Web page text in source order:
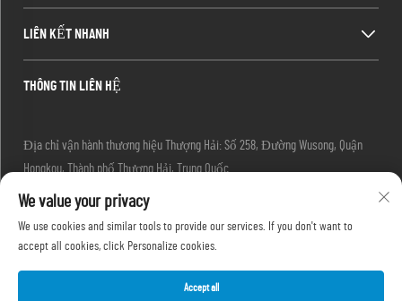
LIÊN KẾT NHANH
THÔNG TIN LIÊN HỆ
Địa chỉ vận hành thương hiệu Thượng Hải: Số 258, Đường Wusong, Quận
Hongkou, Thành phố Thượng Hải, Trung Quốc
Email:
[email protected]
Điện thoại:
+86-13280035385
We value your privacy
We use cookies and similar tools to provide our services. If you don't want to
accept all cookies, click Personalize cookies.
Accept all